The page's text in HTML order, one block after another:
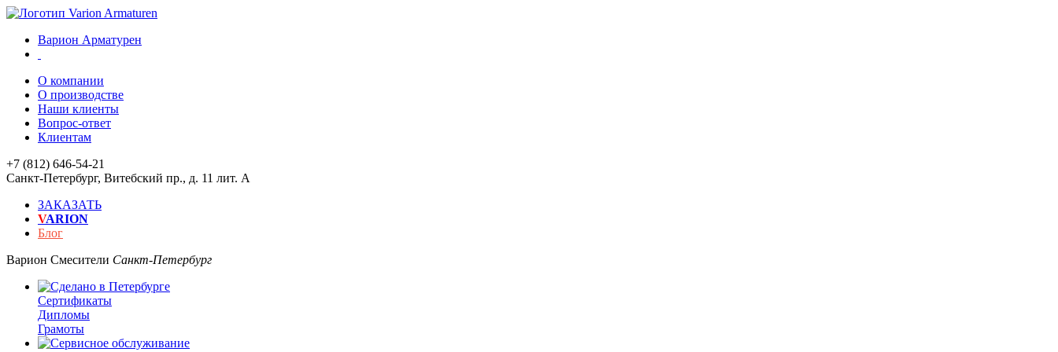
Варион Арматурен
О компании
О производстве
Наши клиенты
Вопрос-ответ
Клиентам
+7 (812) 646-54-21
Санкт-Петербург, Витебский пр., д. 11 лит. А
ЗАКАЗАТЬ
VARION
Блог
Варион Смесители Санкт-Петербург
Сертификаты
Дипломы
Грамоты